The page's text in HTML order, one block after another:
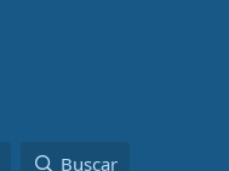
Buscar